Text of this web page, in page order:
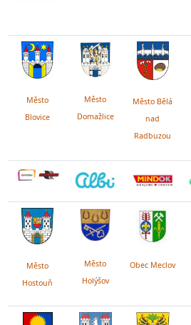
Město
Blovice
Město
Domažlice
Město Bělá
nad
Radbuzou
Město
Hostouň
Město
Holýšov
Obec Meclov